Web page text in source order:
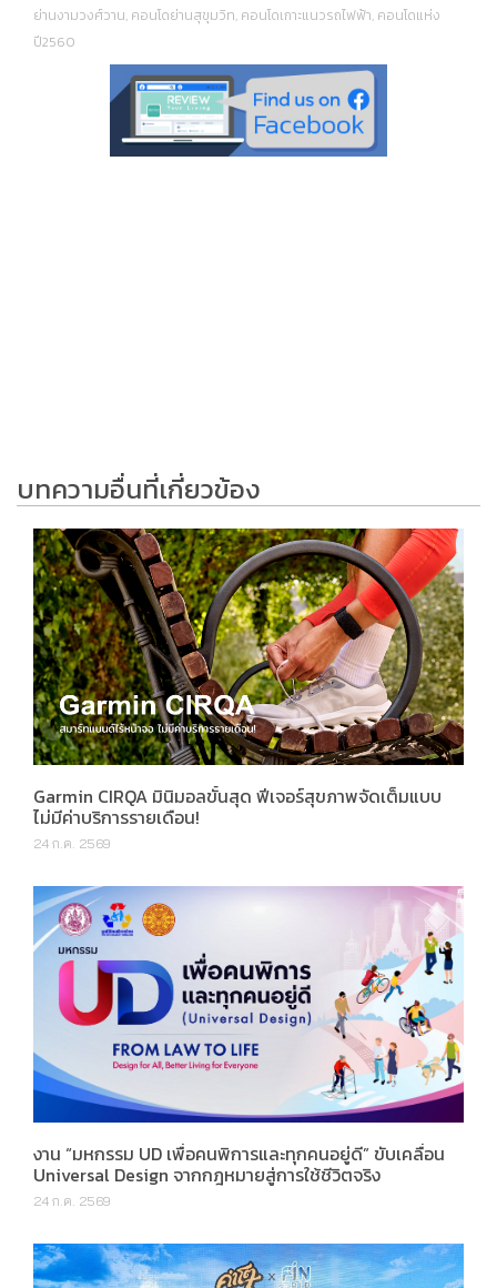
ย่านงามวงศ์วาน, คอนโดย่านสุขุมวิท, คอนโดเกาะแนวรถไฟฟ้า, คอนโดแห่ง
ปี2560
บทความอื่นที่เกี่ยวข้อง
Garmin CIRQA มินิมอลขั้นสุด ฟีเจอร์สุขภาพจัดเต็มแบบ
ไม่มีค่าบริการรายเดือน!
24 ก.ค. 2569
งาน “มหกรรม UD เพื่อคนพิการและทุกคนอยู่ดี” ขับเคลื่อน
Universal Design จากกฎหมายสู่การใช้ชีวิตจริง
24 ก.ค. 2569